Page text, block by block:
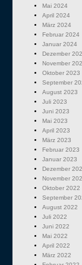
Mai 2024
April 2024
März 2024
Februar 2024
Januar 2024
Dezember
November
Oktober 2023
September
August 2023
Juli 2023
Juni 2023
Mai 2023
April 2023
März 2023
Februar 2023
Januar 2023
Dezember
November
Oktober 2022
September
August 2022
Juli 2022
Juni 2022
Mai 2022
April 2022
März 2022